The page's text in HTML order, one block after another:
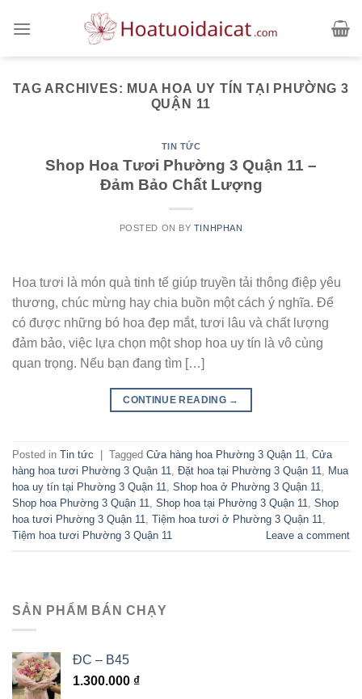
TAG ARCHIVES: MUA HOA UY TÍN TẠI PHƯỜNG 3
QUẬN 11
TIN TỨC
Shop Hoa Tươi Phường 3 Quận 11 –
Đảm Bảo Chất Lượng
POSTED ON BY TINHPHAN
Hoa tươi là món quà tinh tế giúp truyền tải thông điệp yêu
thương, chúc mừng hay chia buồn một cách ý nghĩa. Để
có được những bó hoa đẹp mắt, tươi lâu và chất lượng
đảm bảo, việc lựa chọn một shop hoa uy tín là vô cùng
quan trọng. Nếu bạn đang tìm […]
CONTINUE READING →
Posted in Tin tức Tagged Cửa hàng hoa Phường 3 Quận 11
Cửa
hàng hoa tươi Phường 3 Quận 11
Đặt hoa tại Phường 3 Quận 11
Mua
hoa uy tín tại Phường 3 Quận 11
Shop hoa ở Phường 3 Quận 11
Shop hoa Phường 3 Quận 11
Shop hoa tại Phường 3 Quận 11
Shop
hoa tươi Phường 3 Quận 11
Tiệm hoa tươi ở Phường 3 Quận 11
Tiệm hoa tươi Phường 3 Quận 11
Leave a comment
SẢN PHẨM BÁN CHẠY
ĐC – B45
1.300.000 ₫